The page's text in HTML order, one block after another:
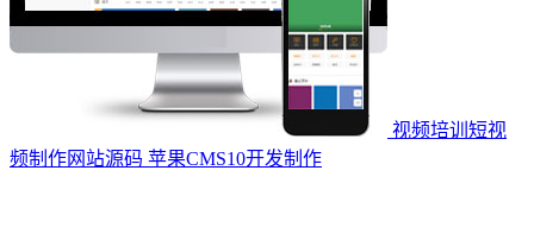
视频培训短视
频制作网站源码 苹果CMS10开发制作